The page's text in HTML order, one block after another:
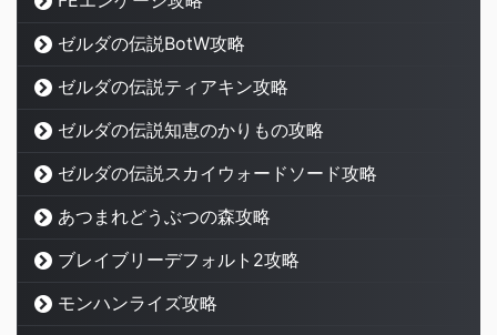
ゼルダの伝説BotW攻略
ゼルダの伝説ティアキン攻略
ゼルダの伝説知恵のかりもの攻略
ゼルダの伝説スカイウォードソード攻略
あつまれどうぶつの森攻略
ブレイブリーデフォルト2攻略
モンハンライズ攻略